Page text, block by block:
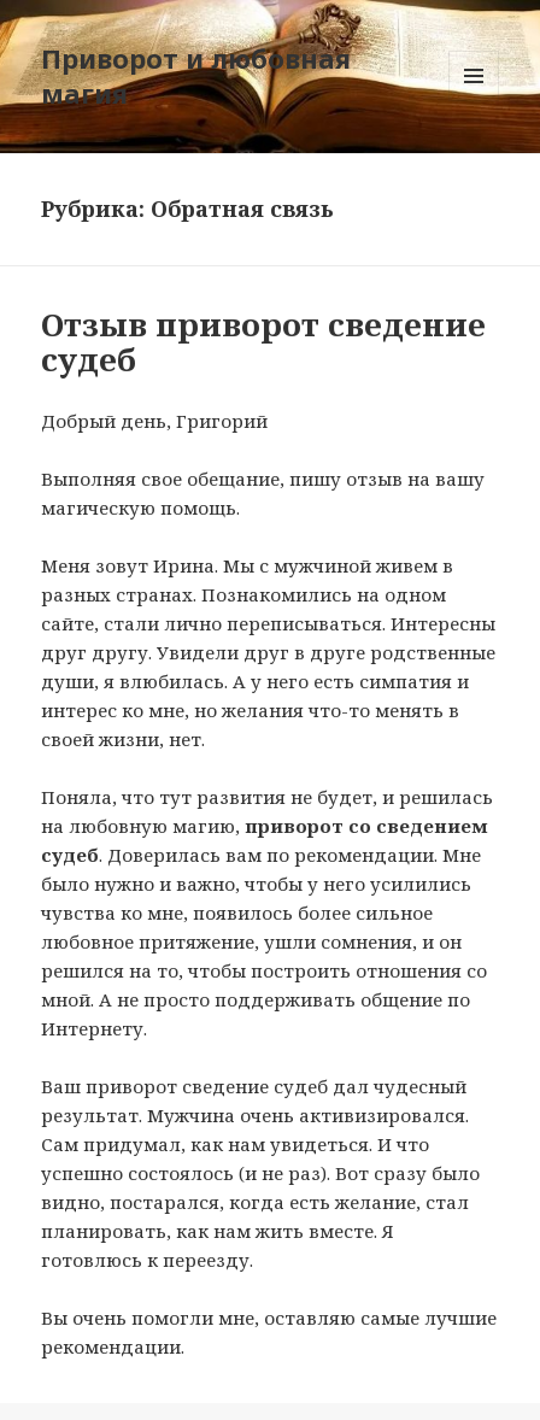
Приворот и любовная
магия
МЕНЮ
И
ВИДЖЕТЫ
Рубрика: Обратная связь
Отзыв приворот сведение
судеб
Добрый день, Григорий
Выполняя свое обещание, пишу отзыв на вашу
магическую помощь.
Меня зовут Ирина. Мы с мужчиной живем в
разных странах. Познакомились на одном
сайте, стали лично переписываться. Интересны
друг другу. Увидели друг в друге родственные
души, я влюбилась. А у него есть симпатия и
интерес ко мне, но желания что-то менять в
своей жизни, нет.
Поняла, что тут развития не будет, и решилась
на любовную магию,приворот со сведением
судеб. Доверилась вам по рекомендации. Мне
было нужно и важно, чтобы у него усилились
чувства ко мне, появилось более сильное
любовное притяжение, ушли сомнения, и он
решился на то, чтобы построить отношения со
мной. А не просто поддерживать общение по
Интернету.
Ваш приворот сведение судеб дал чудесный
результат. Мужчина очень активизировался.
Сам придумал, как нам увидеться. И что
успешно состоялось (и не раз). Вот сразу было
видно, постарался, когда есть желание, стал
планировать, как нам жить вместе. Я
готовлюсь к переезду.
Вы очень помогли мне, оставляю самые лучшие
рекомендации.